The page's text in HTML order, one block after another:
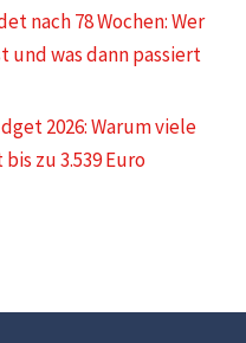
nach 78 Wochen: Wer
und was dann passiert
2026: Warum viele
zu 3.539 Euro